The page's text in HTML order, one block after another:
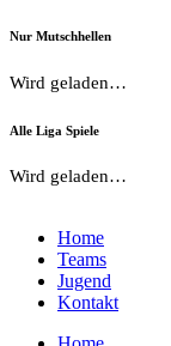
Nur Mutschhellen
Wird geladen…
Alle Liga Spiele
Wird geladen…
Home
Teams
Jugend
Kontakt